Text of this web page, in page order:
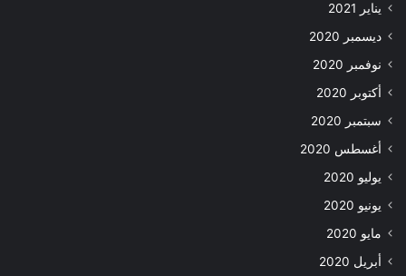
يناير 2021
ديسمبر 2020
نوفمبر 2020
أكتوبر 2020
سبتمبر 2020
أغسطس 2020
يوليو 2020
يونيو 2020
مايو 2020
أبريل 2020